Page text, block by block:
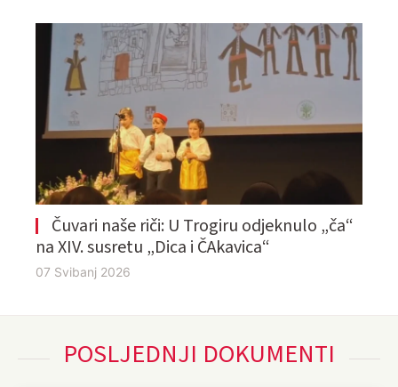
Čuvari naše riči: U Trogiru odjeknulo „ča“
na XIV. susretu „Dica i ČAkavica“
07 Svibanj 2026
POSLJEDNJI DOKUMENTI